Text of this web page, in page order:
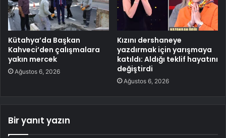
Kütahya’da Başkan
Kahveci’den çalışmalara
yakın mercek
Ağustos 6, 2026
Kızını dershaneye
yazdırmak için yarışmaya
katıldı: Aldığı teklif hayatını
değiştirdi
Ağustos 6, 2026
Bir yanıt yazın